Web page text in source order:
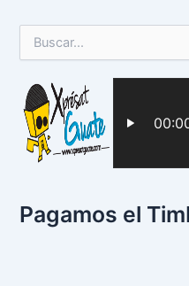
a
Pagamos el